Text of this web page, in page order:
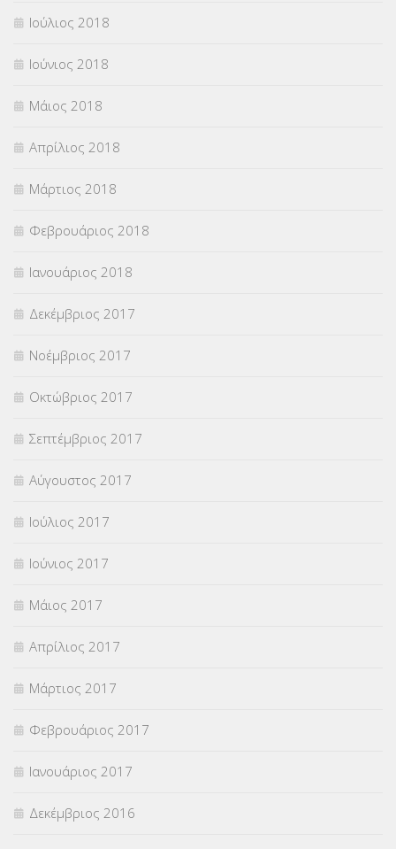
Ιούλιος 2018
Ιούνιος 2018
Μάιος 2018
Απρίλιος 2018
Μάρτιος 2018
Φεβρουάριος 2018
Ιανουάριος 2018
Δεκέμβριος 2017
Νοέμβριος 2017
Οκτώβριος 2017
Σεπτέμβριος 2017
Αύγουστος 2017
Ιούλιος 2017
Ιούνιος 2017
Μάιος 2017
Απρίλιος 2017
Μάρτιος 2017
Φεβρουάριος 2017
Ιανουάριος 2017
Δεκέμβριος 2016